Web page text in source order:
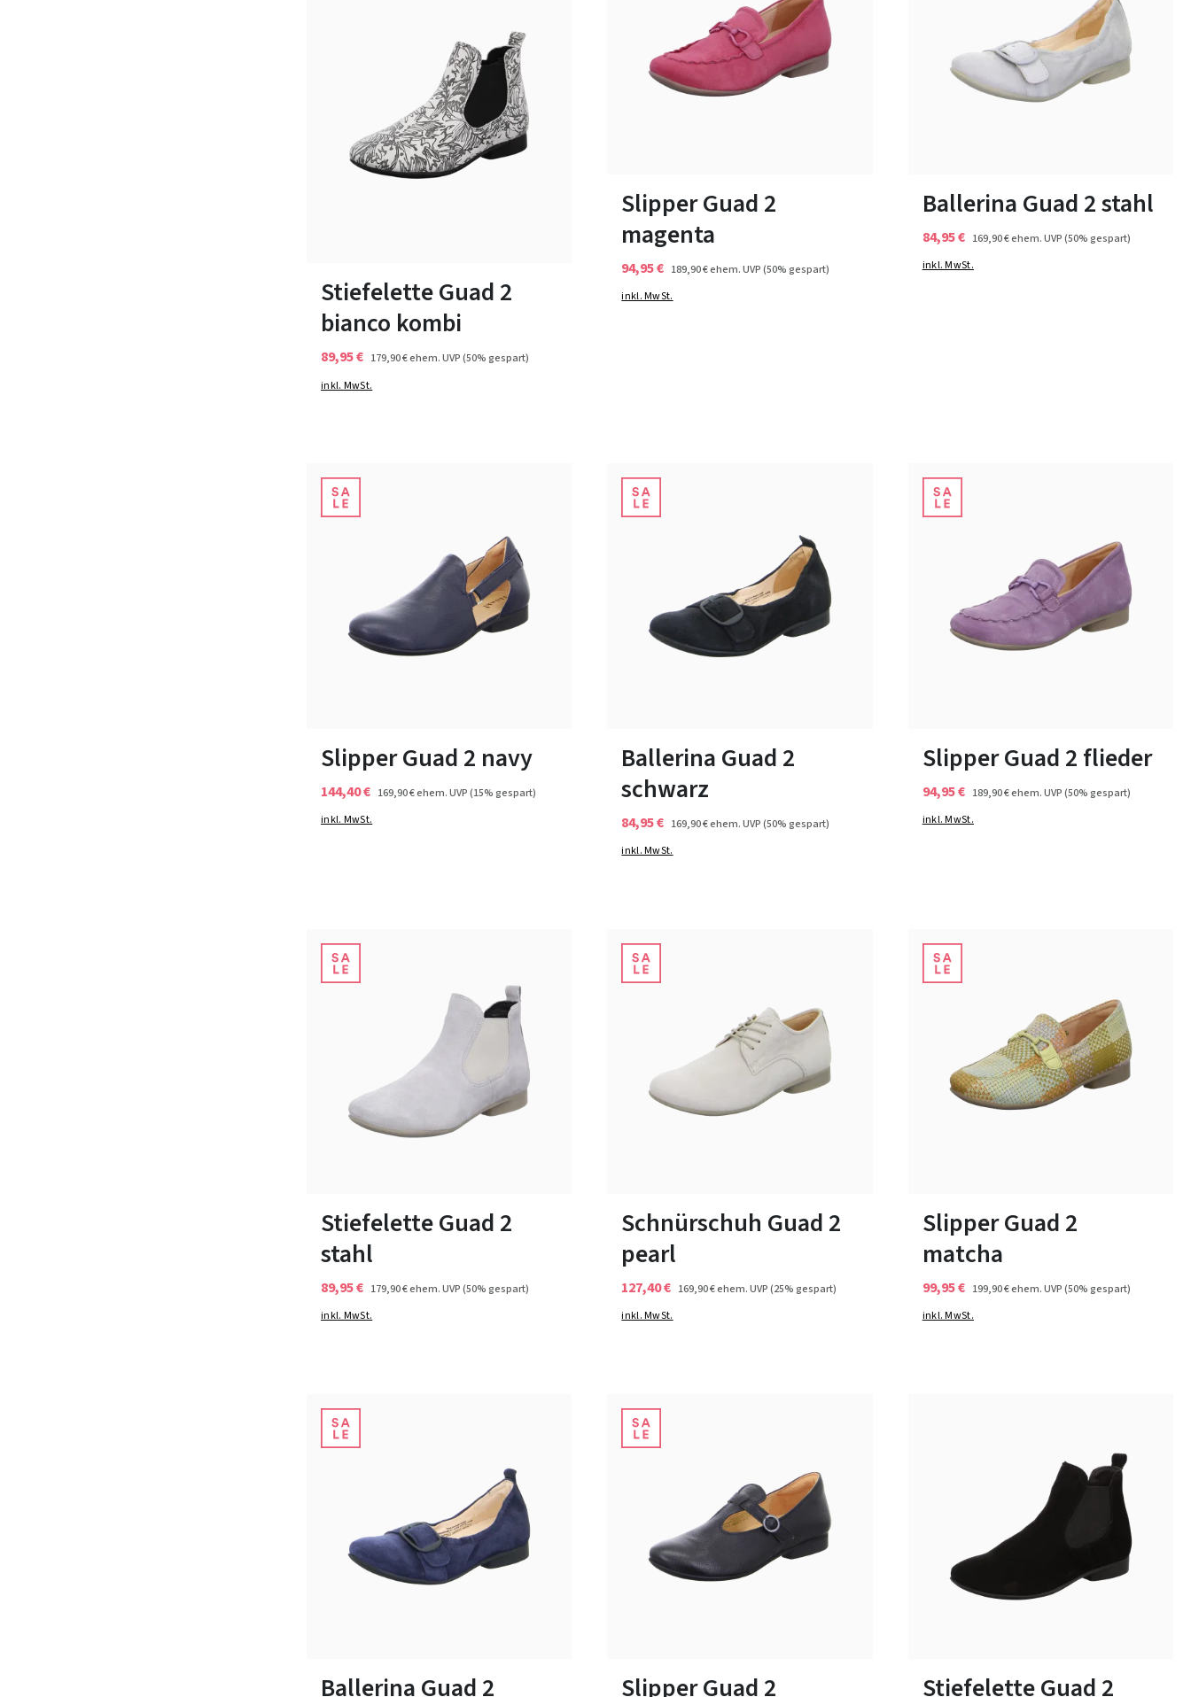
Stiefelette Guad 2
bianco kombi
89,95 € 179,90 €ehem. UVP(50% gespart)
inkl. MwSt.
Slipper Guad 2
magenta
94,95 € 189,90 €ehem. UVP(50% gespart)
inkl. MwSt.
Ballerina Guad 2 stahl
84,95 € 169,90 €ehem. UVP(50% gespart)
inkl. MwSt.
Slipper Guad 2 navy
144,40 € 169,90 €ehem. UVP(15% gespart)
inkl. MwSt.
Ballerina Guad 2
schwarz
84,95 € 169,90 €ehem. UVP(50% gespart)
inkl. MwSt.
Slipper Guad 2 flieder
94,95 € 189,90 €ehem. UVP(50% gespart)
inkl. MwSt.
Stiefelette Guad 2
stahl
89,95 € 179,90 €ehem. UVP(50% gespart)
inkl. MwSt.
Schnürschuh Guad 2
pearl
127,40 € 169,90 €ehem. UVP(25% gespart)
inkl. MwSt.
Slipper Guad 2
matcha
99,95 € 199,90 €ehem. UVP(50% gespart)
inkl. MwSt.
Ballerina Guad 2 Slipper Guad 2 Stiefelette Guad 2